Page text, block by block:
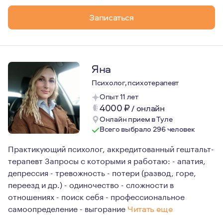
Безопасность и бережность в работе — я это
Я люблю то, что делаю. Я не боюсь глубины и готова
Записаться
Яна
Психолог, психотерапевт
Опыт 11 лет
4000₽/ онлайн
Онлайн прием в Туле
Всего выбрало 296 человек
Практикующий психолог, аккредитованный гештальт-
терапевт Запросы с которыми я работаю: - апатия,
депрессия - тревожность - потери (развод, горе,
переезд и др.) - одиночество - сложности в
отношениях - поиск себя - профессиональное
самоопределение - выгорание Читать еще